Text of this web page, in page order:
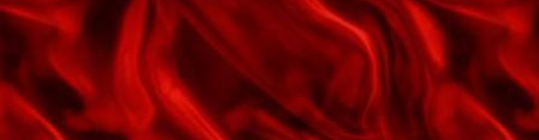
Isabella
Isn't it romantic
It's been a long long time
It's magic